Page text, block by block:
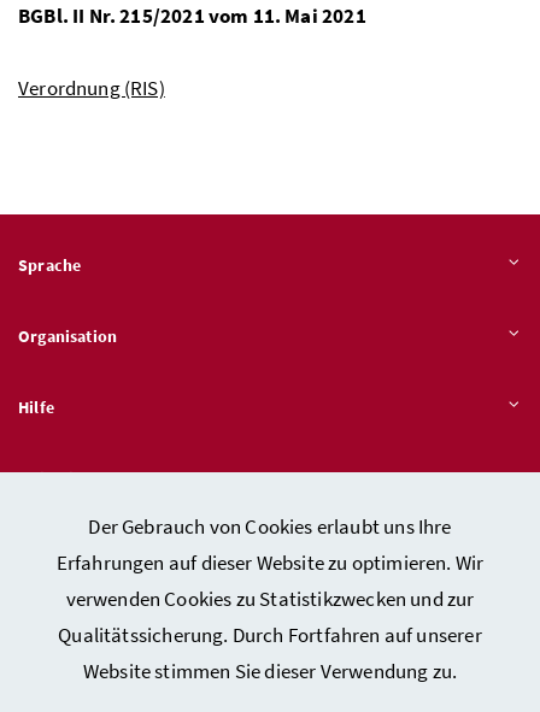
Der Gebrauch von Cookies erlaubt uns Ihre
Erfahrungen auf dieser Website zu optimieren. Wir
verwenden Cookies zu Statistikzwecken und zur
Qualitätssicherung. Durch Fortfahren auf unserer
Website stimmen Sie dieser Verwendung zu.
BGBl. II Nr. 215/2021 vom 11. Mai 2021
Verordnung (RIS)
Sprache
Organisation
Hilfe
Quicklinks
Kontakt
Impressum
Barrierefreiheitserklärung